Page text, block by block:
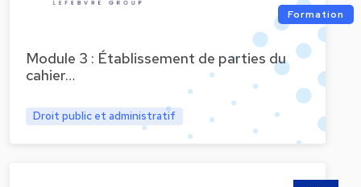
Module 3 : Établissement de parties du
cahier…
Droit public et administratif
Formation